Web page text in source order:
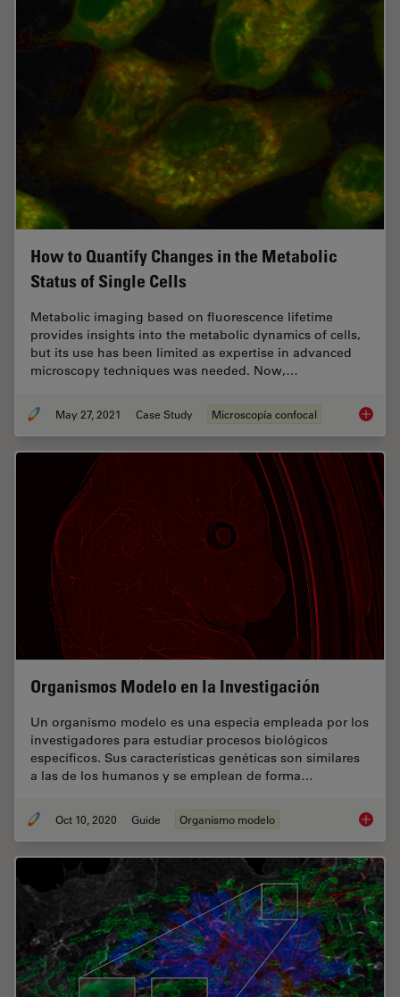
How to Quantify Changes in the Metabolic
Status of Single Cells
Metabolic imaging based on fluorescence lifetime
provides insights into the metabolic dynamics of cells,
but its use has been limited as expertise in advanced
microscopy techniques was needed. Now,…
May 27, 2021 Case Study Microscopía confocal How to
Organismos Modelo en la Investigación
Un organismo modelo es una especia empleada por los
investigadores para estudiar procesos biológicos
específicos. Sus características genéticas son similares
a las de los humanos y se emplean de forma…
Oct 10, 2020 Guide Organismo modelo